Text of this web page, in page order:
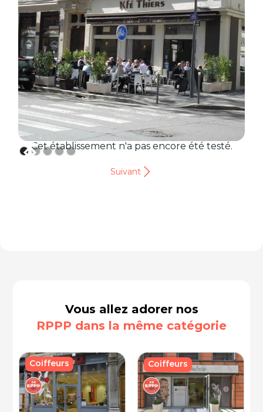
Cet établissement n'a pas encore été testé.
Suivant
Vous allez adorer nos
RPPP dans la même catégorie
Coiffeurs Coiffeurs